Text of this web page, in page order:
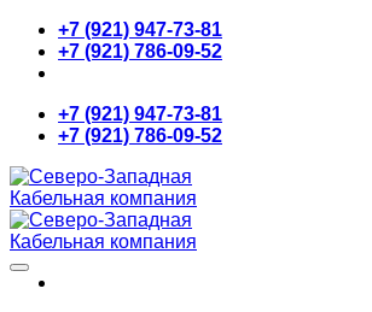
Skip
content
+7 (921) 947-73-81
+7 (921) 786-09-52
+7 (921) 947-73-81
+7 (921) 786-09-52